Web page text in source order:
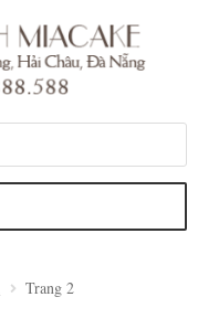
Trang 2